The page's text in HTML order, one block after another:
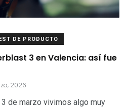
DE PRODUCTO
3 en Valencia: así fue
2026
de marzo vivimos algo muy